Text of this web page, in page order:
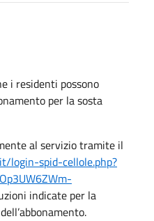
i residenti possono
per la sosta
al servizio tramite il
login-spid-cellole.php?
Op3UW6ZWm-
indicate per la